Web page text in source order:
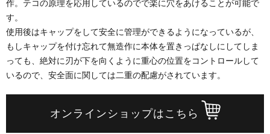
作。テコの原理を応用しているのでで楽に穴をあけることが可能で
す。
使用後はキャップをして安全に管理ができるようになっているが、
もしキャップを付け忘れて無造作に本体を置きっぱなしにしてしま
っても、絶対に刃が下を向くように重心の位置をコントロールして
いるので、安全面に関しては二重の配慮がされています。
オンラインショップはこちら